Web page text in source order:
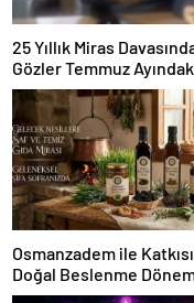
25 Yıllık Miras
Gözler Temmuz
Karar Duruşmasına
Osmanzadem ile
Doğal Beslenme